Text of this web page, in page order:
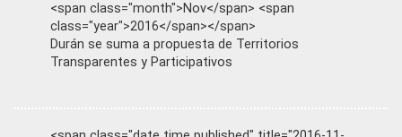
<span class="month">Nov</span> <span
class="year">2016</span></span>
Durán se suma a propuesta de Territorios
Transparentes y Participativos